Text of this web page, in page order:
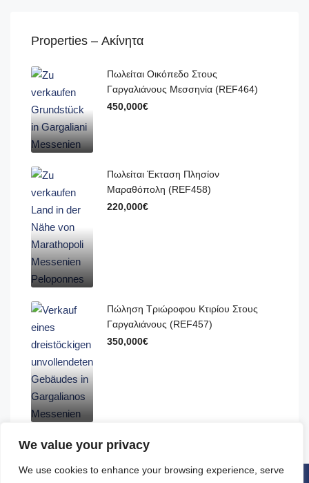
We value your privacy
We use cookies to enhance your browsing experience, serve
Properties – Ακίνητα
Πωλείται Οικόπεδο Στους
Γαργαλιάνους Μεσσηνία (REF464)
450,000€
Πωλείται Έκταση Πλησίον
Μαραθόπολη (REF458)
220,000€
Πώληση Τριώροφου Κτιρίου Στους
Γαργαλιάνους (REF457)
350,000€